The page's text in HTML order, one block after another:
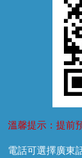
溫馨提示：提前
電話可選擇廣東